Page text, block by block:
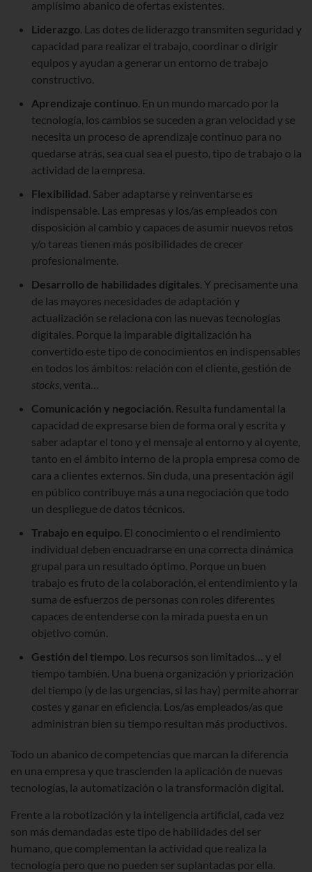
amplísimo abanico de ofertas existentes.
Liderazgo. Las dotes de liderazgo transmiten seguridad y
capacidad para realizar el trabajo, coordinar o dirigir
equipos y ayudan a generar un entorno de trabajo
constructivo.
Aprendizaje continuo. En un mundo marcado por la
tecnología, los cambios se suceden a gran velocidad y se
necesita un proceso de aprendizaje continuo para no
quedarse atrás, sea cual sea el puesto, tipo de trabajo o la
actividad de la empresa.
Flexibilidad. Saber adaptarse y reinventarse es
indispensable. Las empresas y los/as empleados con
disposición al cambio y capaces de asumir nuevos retos
y/o tareas tienen más posibilidades de crecer
profesionalmente.
Desarrollo de habilidades digitales. Y precisamente una
de las mayores necesidades de adaptación y
actualización se relaciona con las nuevas tecnologías
digitales. Porque la imparable digitalización ha
convertido este tipo de conocimientos en indispensables
en todos los ámbitos: relación con el cliente, gestión de
stocks, venta…
Comunicación y negociación. Resulta fundamental la
capacidad de expresarse bien de forma oral y escrita y
saber adaptar el tono y el mensaje al entorno y al oyente,
tanto en el ámbito interno de la propia empresa como de
cara a clientes externos. Sin duda, una presentación ágil
en público contribuye más a una negociación que todo
un despliegue de datos técnicos.
Trabajo en equipo. El conocimiento o el rendimiento
individual deben encuadrarse en una correcta dinámica
grupal para un resultado óptimo. Porque un buen
trabajo es fruto de la colaboración, el entendimiento y la
suma de esfuerzos de personas con roles diferentes
capaces de entenderse con la mirada puesta en un
objetivo común.
Gestión del tiempo. Los recursos son limitados… y el
tiempo también. Una buena organización y priorización
del tiempo (y de las urgencias, si las hay) permite ahorrar
costes y ganar en eficiencia. Los/as empleados/as que
administran bien su tiempo resultan más productivos.
Todo un abanico de competencias que marcan la diferencia
en una empresa y que trascienden la aplicación de nuevas
tecnologías, la automatización o la transformación digital.
Frente a la robotización y la inteligencia artificial, cada vez
son más demandadas este tipo de habilidades del ser
humano, que complementan la actividad que realiza la
tecnología pero que no pueden ser suplantadas por ella.